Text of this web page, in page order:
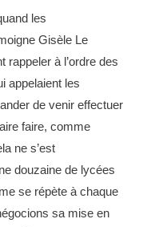
les
Gisèle Le
rappeler à l’ordre des
appelaient les
de venir effectuer
faire, comme
ne s’est
douzaine de lycées
se répète à chaque
sa mise en